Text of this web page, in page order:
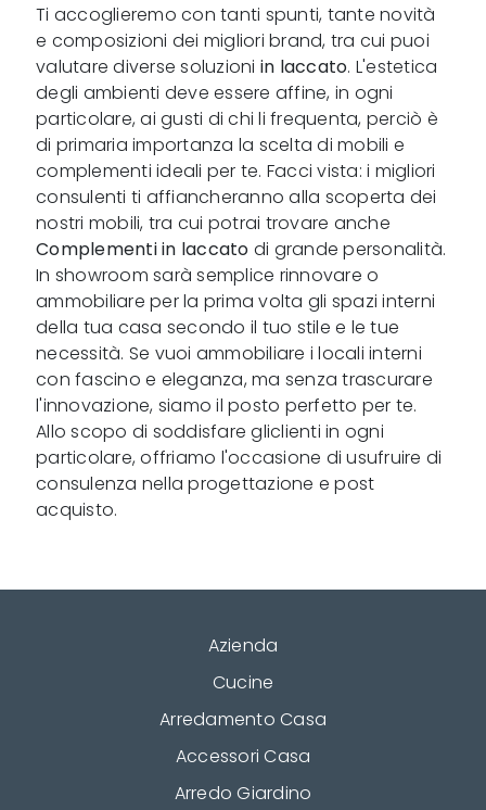
Ti accoglieremo con tanti spunti, tante novità
e composizioni dei migliori brand, tra cui puoi
valutare diverse soluzioni in laccato. L'estetica
degli ambienti deve essere affine, in ogni
particolare, ai gusti di chi li frequenta, perciò è
di primaria importanza la scelta di mobili e
complementi ideali per te. Facci vista: i migliori
consulenti ti affiancheranno alla scoperta dei
nostri mobili, tra cui potrai trovare anche
Complementiin laccato di grande personalità.
In showroom sarà semplice rinnovare o
ammobiliare per la prima volta gli spazi interni
della tua casa secondo il tuo stile e le tue
necessità. Se vuoi ammobiliare i locali interni
con fascino e eleganza, ma senza trascurare
l'innovazione, siamo il posto perfetto per te.
Allo scopo di soddisfare gliclienti in ogni
particolare, offriamo l'occasione di usufruire di
consulenza nella progettazione e post
acquisto.
Azienda
Cucine
Arredamento Casa
Accessori Casa
Arredo Giardino